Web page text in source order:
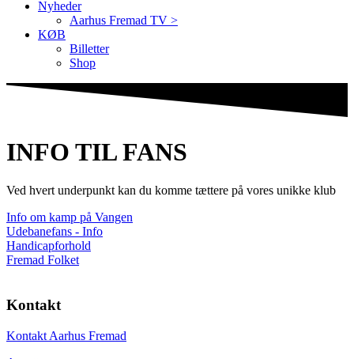
Nyheder
Aarhus Fremad TV >
KØB
Billetter
Shop
INFO TIL FANS
Ved hvert underpunkt kan du komme tættere på vores unikke klub
Info om kamp på Vangen
Udebanefans - Info
Handicapforhold
Fremad Folket
Kontakt
Kontakt Aarhus Fremad